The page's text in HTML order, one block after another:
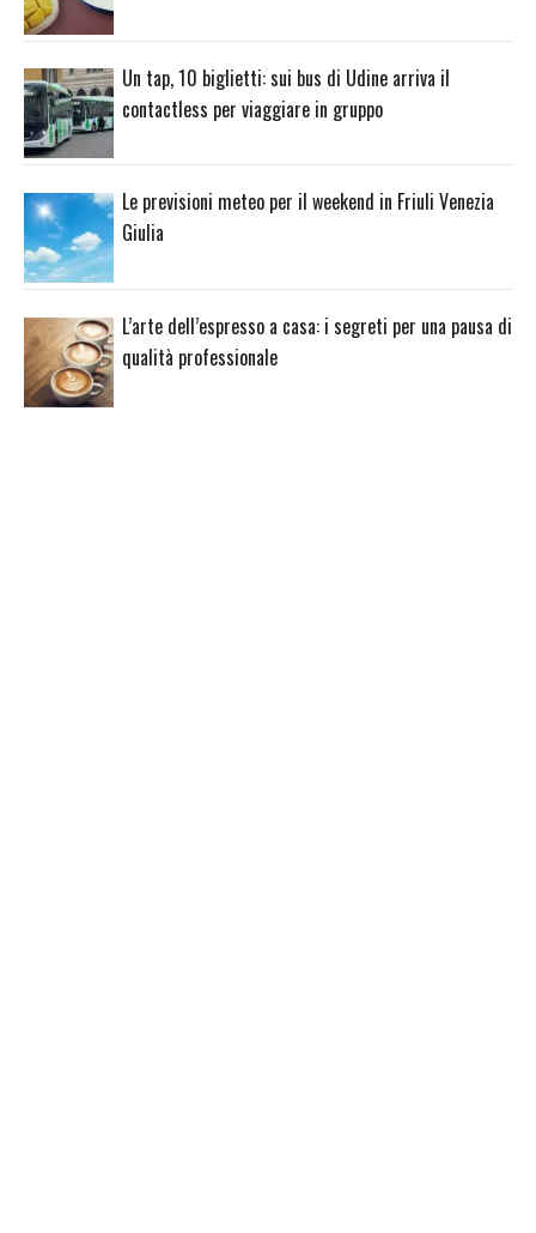
Un tap, 10 biglietti: sui bus di Udine arriva il
contactless per viaggiare in gruppo
Le previsioni meteo per il weekend in Friuli Venezia
Giulia
L’arte dell’espresso a casa: i segreti per una pausa di
qualità professionale